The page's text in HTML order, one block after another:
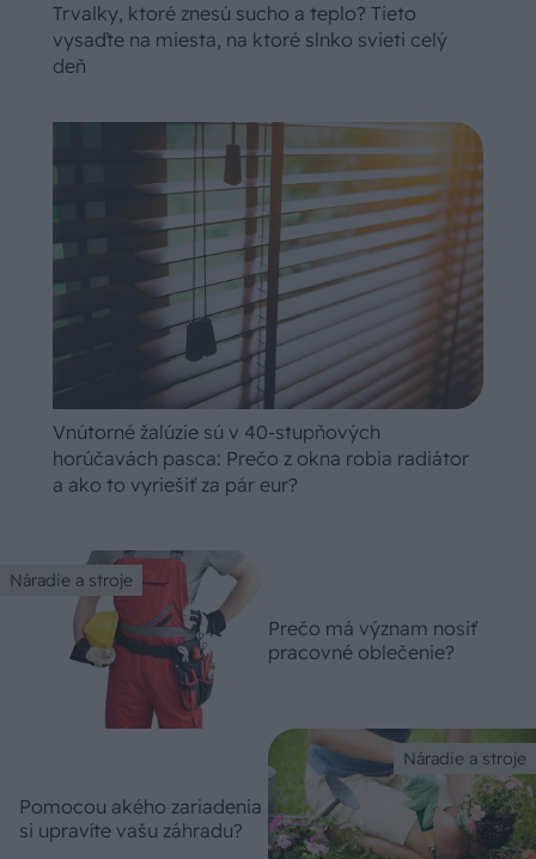
Trvalky, ktoré znesú sucho a teplo? Tieto
vysaďte na miesta, na ktoré slnko svieti celý
deň
Vnútorné žalúzie sú v 40-stupňových
horúčavách pasca: Prečo z okna robia radiátor
a ako to vyriešiť za pár eur?
Náradie a stroje
Prečo má význam nosiť
pracovné oblečenie?
Náradie a stroje
Pomocou akého zariadenia
si upravíte vašu záhradu?